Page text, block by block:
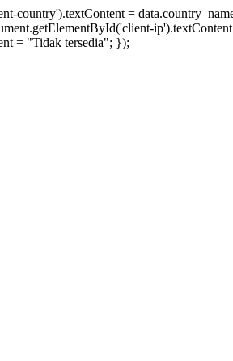
country').textContent =
= "Tidak tersedia"; });